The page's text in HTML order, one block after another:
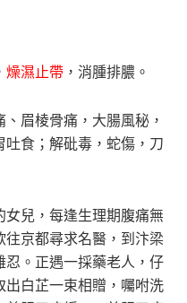
燥濕止帶 ，消腫排膿。
眉棱骨痛，大腸風秘，
食；解砒毒，蛇傷，刀
兒，每逢生理期腹痛無
往京都尋求名醫，到汴梁
忍。正遇一採藥老人，仔
白芷一束相贈，囑咐洗